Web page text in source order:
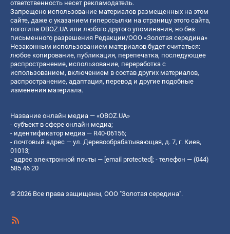
ответственность несет рекламодатель.
Запрещено использование материалов размещенных на этом
сайте, даже с указанием гиперссылки на страницу этого сайта,
логотипа OBOZ.UA или любого другого упоминания, но без
письменного разрешения Редакции/ООО «Золотая середина»
Незаконным использованием материалов будет считаться:
любое копирование, публикация, перепечатка, последующее
распространение, использование, переработка с
использованием, включением в состав других материалов,
распространение, адаптация, перевод и другие подобные
изменения материала.
Название онлайн медиа — «OBOZ.UA»
- субъект в сфере онлайн медиа;
- идентификатор медиа — R40-06156;
- почтовый адрес — ул. Деревообрабатывающая, д. 7, г. Киев,
01013;
- адрес электронной почты — [email protected]; - телефон — (044)
585 46 20
© 2026 Все права защищены, ООО "Золотая середина".